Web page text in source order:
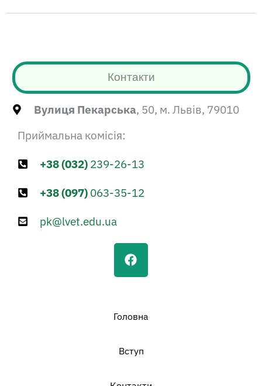
Контакти
Вулиця Пекарська, 50, м. Львів, 79010
Приймальна комісія:
+38 (032)239-26-13
+38 (097)063-35-12
pk@lvet.edu.ua
F
a
o
Головна
Вступ